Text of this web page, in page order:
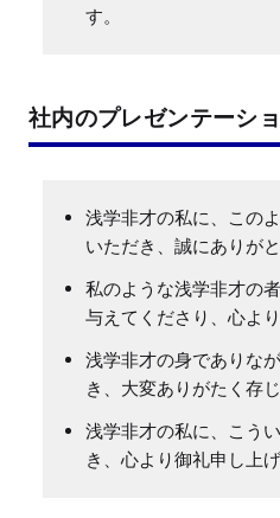
す。
社内のプレゼンテーシ
浅学非才の私に、この
いただき、誠にありが
私のような浅学非才の
与えてくださり、心よ
浅学非才の身でありな
き、大変ありがたく存じ
浅学非才の私に、こう
き、心より御礼申し上げ